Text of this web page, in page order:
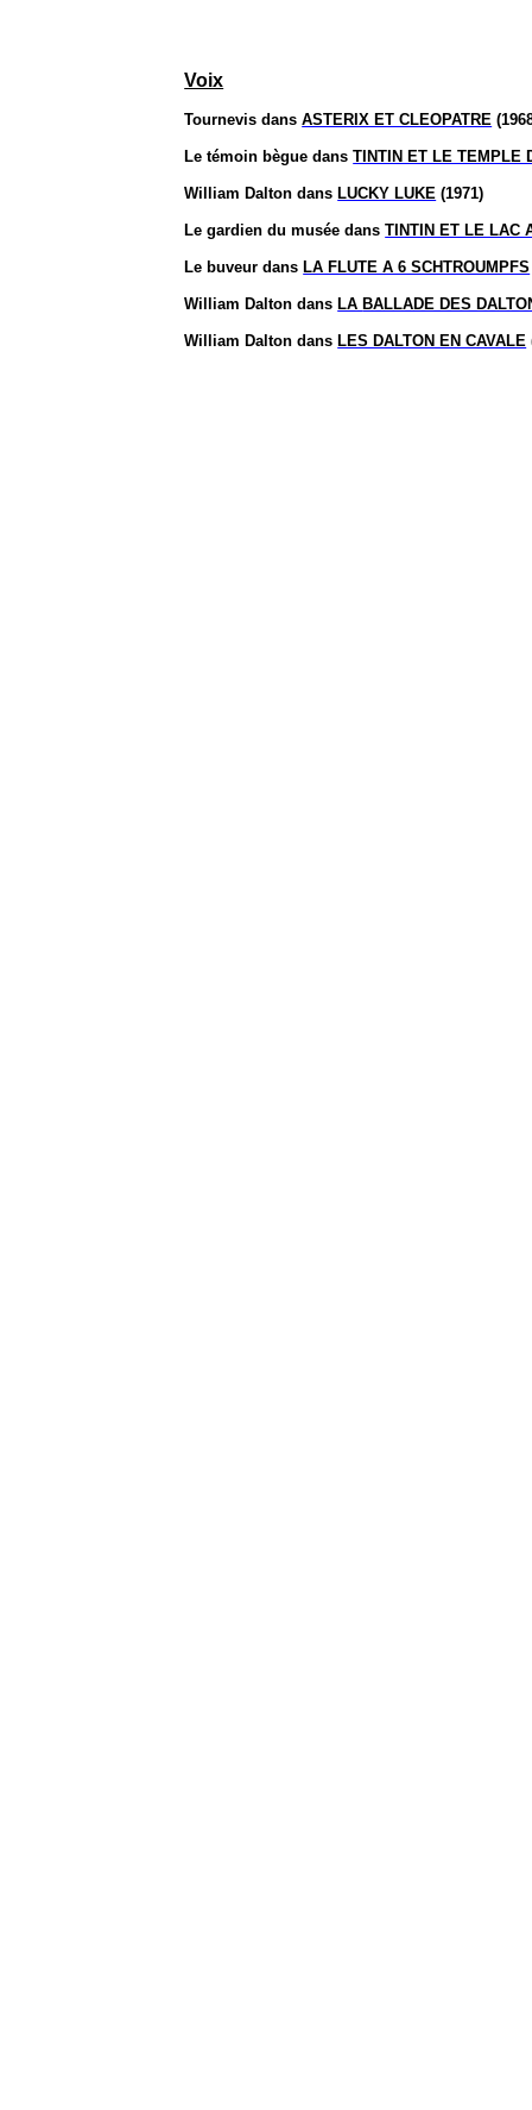
Voix
Tournevis dansASTERIX ET CLEOPATRE
Le témoin bègue dansTINTIN ET LE TEMPLE
William Dalton dans LUCKY LUKE (1971)
Le gardien du musée dansTINTIN ET LE LAC
Le buveurdans LA FLUTE A 6 SCHTROUMPFS
William Dalton dans LA BALLADE DES
William Dalton dans LES DALTON EN CAVALE